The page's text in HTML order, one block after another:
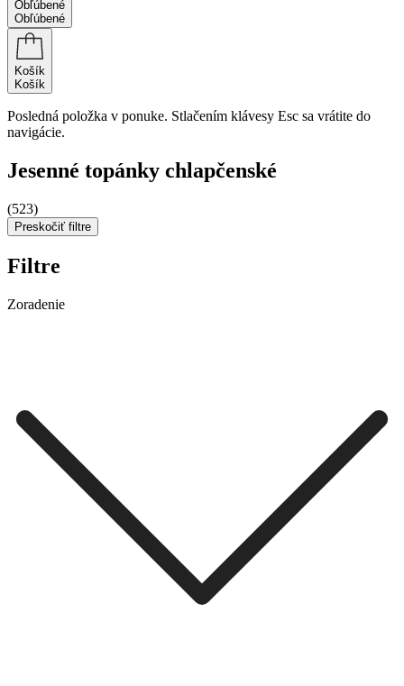
Obľúbené
Obľúbené
Košík
Košík
Posledná položka v ponuke. Stlačením klávesy Esc sa vrátite do
navigácie.
Jesenné topánky chlapčenské
(523)
Preskočiť filtre
Filtre
Zoradenie